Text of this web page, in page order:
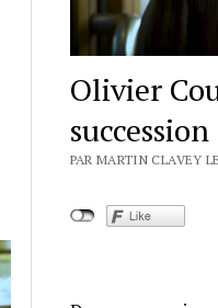
Olivier
PAR MARTIN CLAVEY